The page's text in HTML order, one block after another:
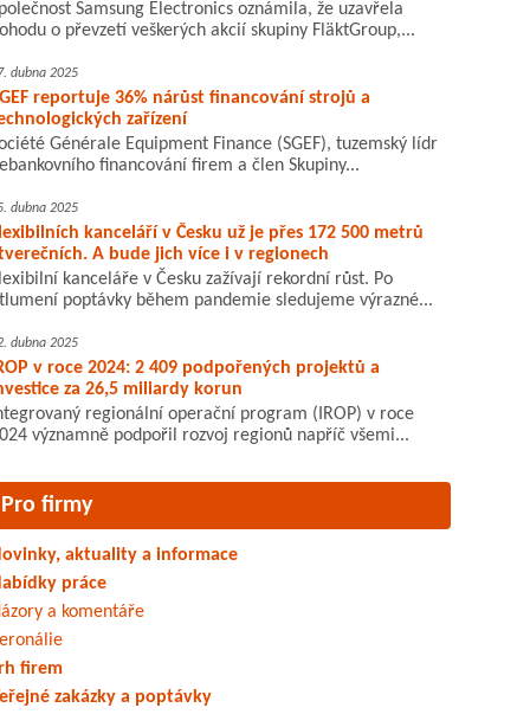
Samsung Electronics oznámila, že uzavřela
o převzetí veškerých akcií skupiny FläktGroup,...
dubna 2025
reportuje 36% nárůst financování strojů a
zařízení
Générale Equipment Finance (SGEF), tuzemský lídr
financování firem a člen Skupiny...
dubna 2025
kanceláří v Česku už je přes 172 500 metrů
A bude jich více i v regionech
kanceláře v Česku zažívají rekordní růst. Po
poptávky během pandemie sledujeme výrazné...
dubna 2025
v roce 2024: 2 409 podpořených projektů a
za 26,5 miliardy korun
regionální operační program (IROP) v roce
významně podpořil rozvoj regionů napříč všemi...
Pro firmy
aktuality a informace
práce
a komentáře
firem
zakázky a poptávky